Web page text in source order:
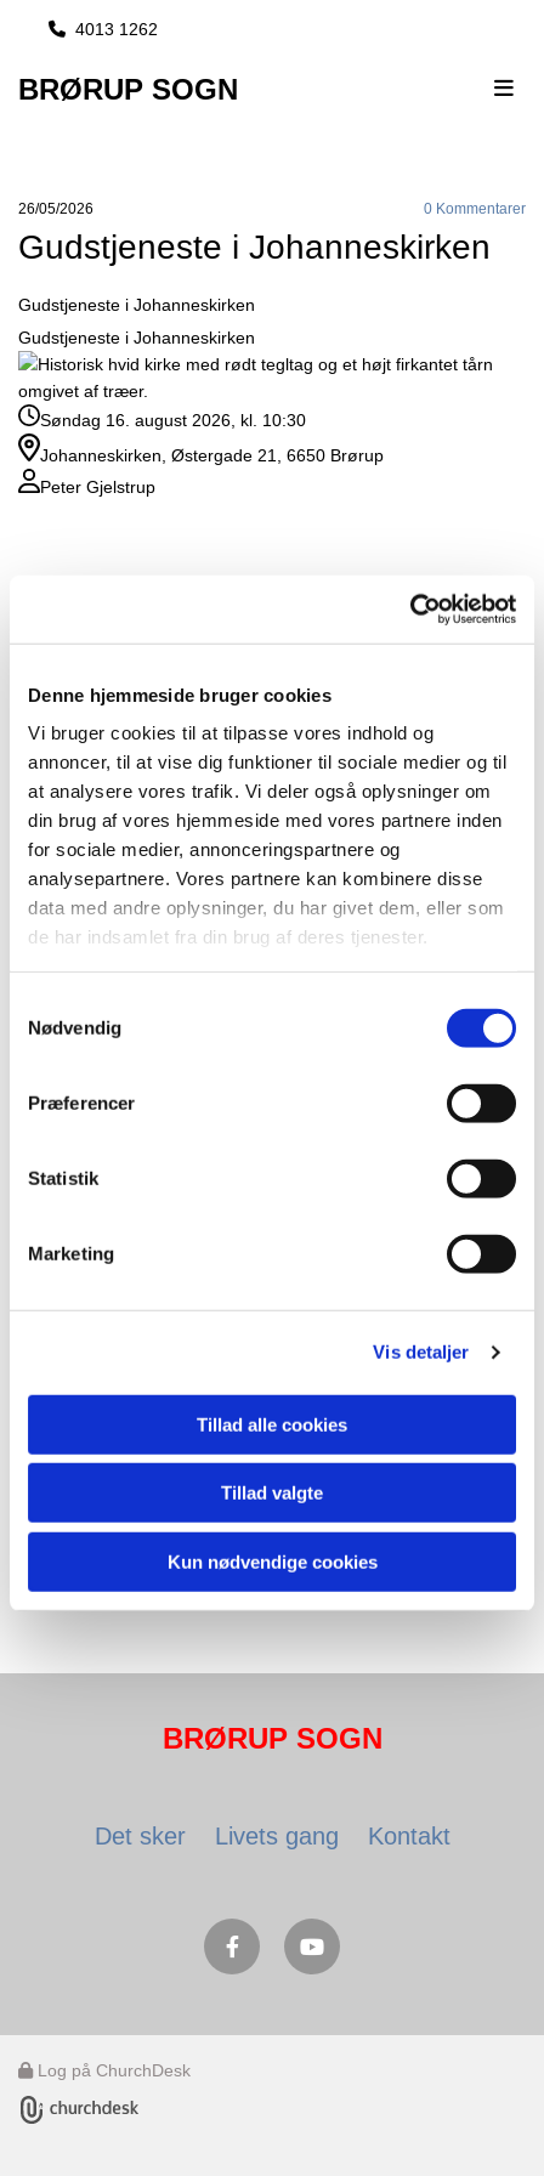
Denne hjemmeside bruger cookies
Vi bruger cookies til at tilpasse vores indhold og
annoncer, til at vise dig funktioner til sociale medier og til
at analysere vores trafik. Vi deler også oplysninger om
din brug af vores hjemmeside med vores partnere inden
for sociale medier, annonceringspartnere og
analysepartnere. Vores partnere kan kombinere disse
data med andre oplysninger, du har givet dem, eller som
de har indsamlet fra din brug af deres tjenester.
Nødvendig
Præferencer
Statistik
Marketing
Vis detaljer
Tillad alle cookies
Tillad valgte
Kun nødvendige cookies
 4013 1262
BRØRUP SOGN
26/05/2026 0 Kommentarer
Gudstjeneste i Johanneskirken
Gudstjeneste i Johanneskirken
Gudstjeneste i Johanneskirken
Søndag 16. august 2026, kl. 10:30
Johanneskirken, Østergade 21, 6650 Brørup
Peter Gjelstrup
Du vil måske også kunne lide...
BRØRUP SOGN
Det sker Livets gang Kontakt
Log på ChurchDesk